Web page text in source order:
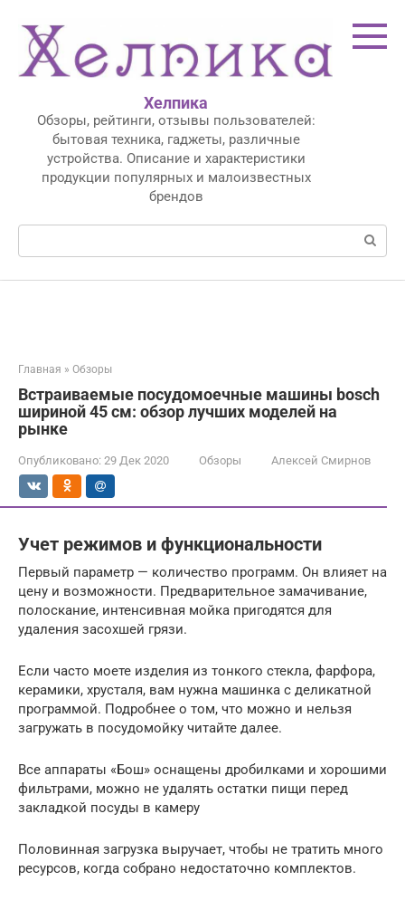
контенту
Хелпика
Обзоры, рейтинги, отзывы пользователей:
бытовая техника, гаджеты, различные
устройства. Описание и характеристики
продукции популярных и малоизвестных
брендов
Поиск:
Главная » Обзоры
Встраиваемые посудомоечные машины bosch
шириной 45 см: обзор лучших моделей на
рынке
Опубликовано: 29 Дек 2020 Обзоры Алексей Смирнов
Учет режимов и функциональности
Первый параметр — количество программ. Он влияет на
цену и возможности. Предварительное замачивание,
полоскание, интенсивная мойка пригодятся для
удаления засохшей грязи.
Если часто моете изделия из тонкого стекла, фарфора,
керамики, хрусталя, вам нужна машинка с деликатной
программой. Подробнее о том, что можно и нельзя
загружать в посудомойку читайте далее.
Все аппараты «Бош» оснащены дробилками и хорошими
фильтрами, можно не удалять остатки пищи перед
закладкой посуды в камеру
Половинная загрузка выручает, чтобы не тратить много
ресурсов, когда собрано недостаточно комплектов.